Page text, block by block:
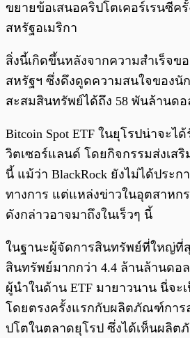
ขยายข้อเสนอคริปโตเคอร์เรนซีค
สหรัฐอเมริกา
สิ่งนี้เกิดขึ้นหลังจากความสำเร็จขอ
สหรัฐฯ ซึ่งดึงดูดความสนใจของนั
สะสมสินทรัพย์ได้ถึง 58 พันล้านดอ
Bitcoin Spot ETF ในยุโรปน่าจะไ
วิตเซอร์แลนด์ โดยกิจกรรมส่งเสริ
นี้ แม้ว่า BlackRock ยังไม่ได้ประก
ทางการ แต่แหล่งข่าวในอุตสาห
ดังกล่าวอาจมาถึงในเร็วๆ นี้
ในฐานะผู้จัดการสินทรัพย์ที่ใหญ่ที่
สินทรัพย์มากกว่า 4.4 ล้านล้านดอล
ผู้นำในด้าน ETF มายาวนาน นี่จะ
โดยตรงครั้งแรกกับผลิตภัณฑ์การ
ปโตในตลาดยุโรป ซึ่งได้เห็นผลิ